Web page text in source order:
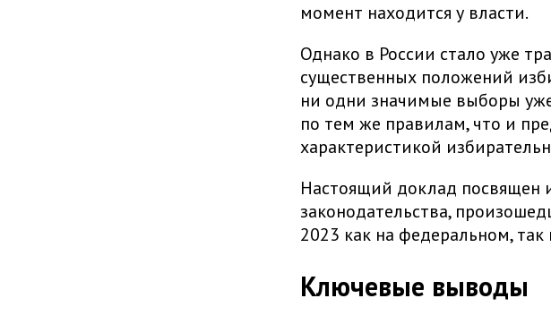
момент находится у власти.
Однако в России стало уже
существенных положений
ни одни значимые выборы
по тем же правилам, что и
характеристикой
Настоящий доклад посвящен
законодательства,
2023 как на федеральном,
Ключевые выводы